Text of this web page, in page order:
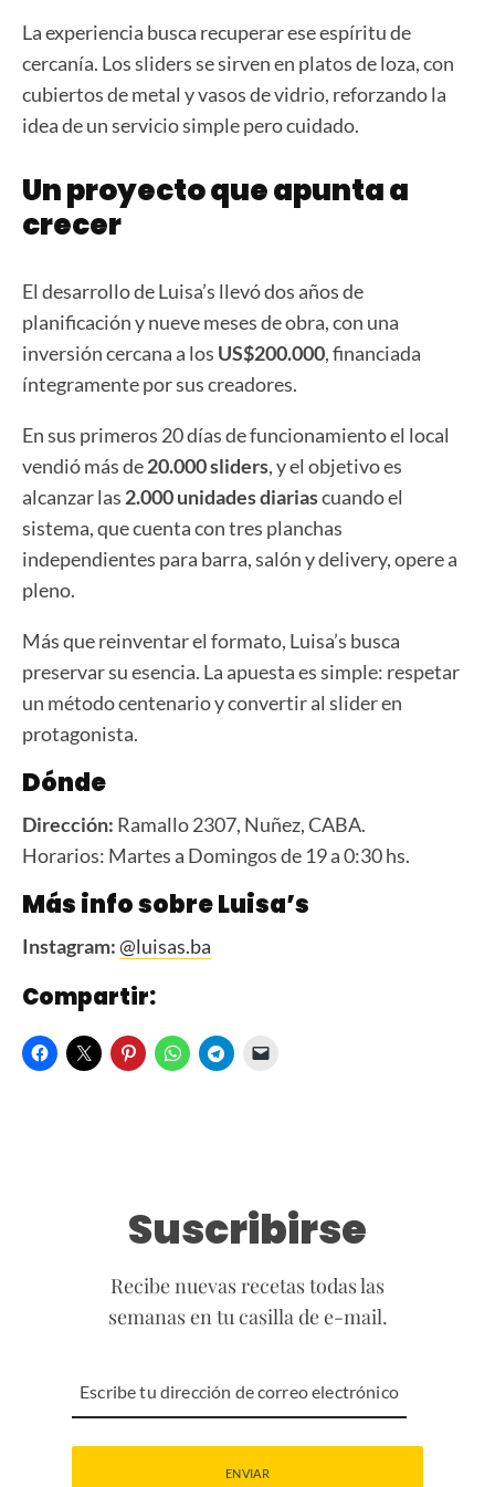
La experiencia busca recuperar ese espíritu de
cercanía. Los sliders se sirven en platos de loza, con
cubiertos de metal y vasos de vidrio, reforzando la
idea de un servicio simple pero cuidado.
Un proyecto que apunta a
crecer
El desarrollo de Luisa’s llevó dos años de
planificación y nueve meses de obra, con una
inversión cercana a los US$200.000, financiada
íntegramente por sus creadores.
En sus primeros 20 días de funcionamiento el local
vendió más de20.000 sliders, y el objetivo es
alcanzar las 2.000 unidades diariascuando el
sistema, que cuenta con tres planchas
independientes para barra, salón y delivery, opere a
pleno.
Más que reinventar el formato, Luisa’s busca
preservar su esencia. La apuesta es simple: respetar
un método centenario y convertir al slider en
protagonista.
Dónde
Dirección: Ramallo 2307, Nuñez, CABA.
Horarios: Martes a Domingos de 19 a 0:30 hs.
Más info sobre Luisa’s
Instagram:@luisas.ba
Compartir:
Suscribirse
Recibe nuevas recetas todas las
semanas en tu casilla de e-mail.